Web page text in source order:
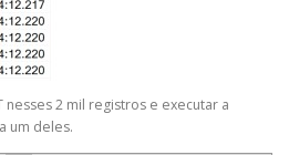
nesses 2 mil registros e executar a
um deles.